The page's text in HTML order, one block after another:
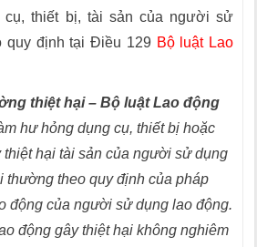
cụ, thiết bị, tài sản của người sử
quy định tại Điều 129 Bộ luật Lao
thiệt hại – Bộ luật Lao động
hư hỏng dụng cụ, thiết bị hoặc
thiệt hại tài sản của người sử dụng
thường theo quy định của pháp
động của người sử dụng lao động.
động gây thiệt hại không nghiêm